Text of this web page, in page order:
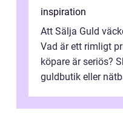
inspiration
Att Sälja Guld
Vad är ett rimligt
köpare är seriös?
guldbutik eller